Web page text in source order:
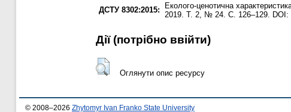
ДСТУ 8302:2015:
Еколого-ценотична
2019. Т. 2, № 24. С. 126–129. DOI:
Дії ​​(потрібно ввійти)
Оглянути опис ресурсу
© 2008–2026 Zhytomyr Ivan Franko State University